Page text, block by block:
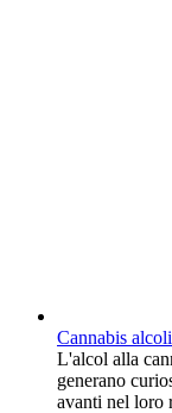
Cannabis
L'alcol alla
generano
avanti nel loro